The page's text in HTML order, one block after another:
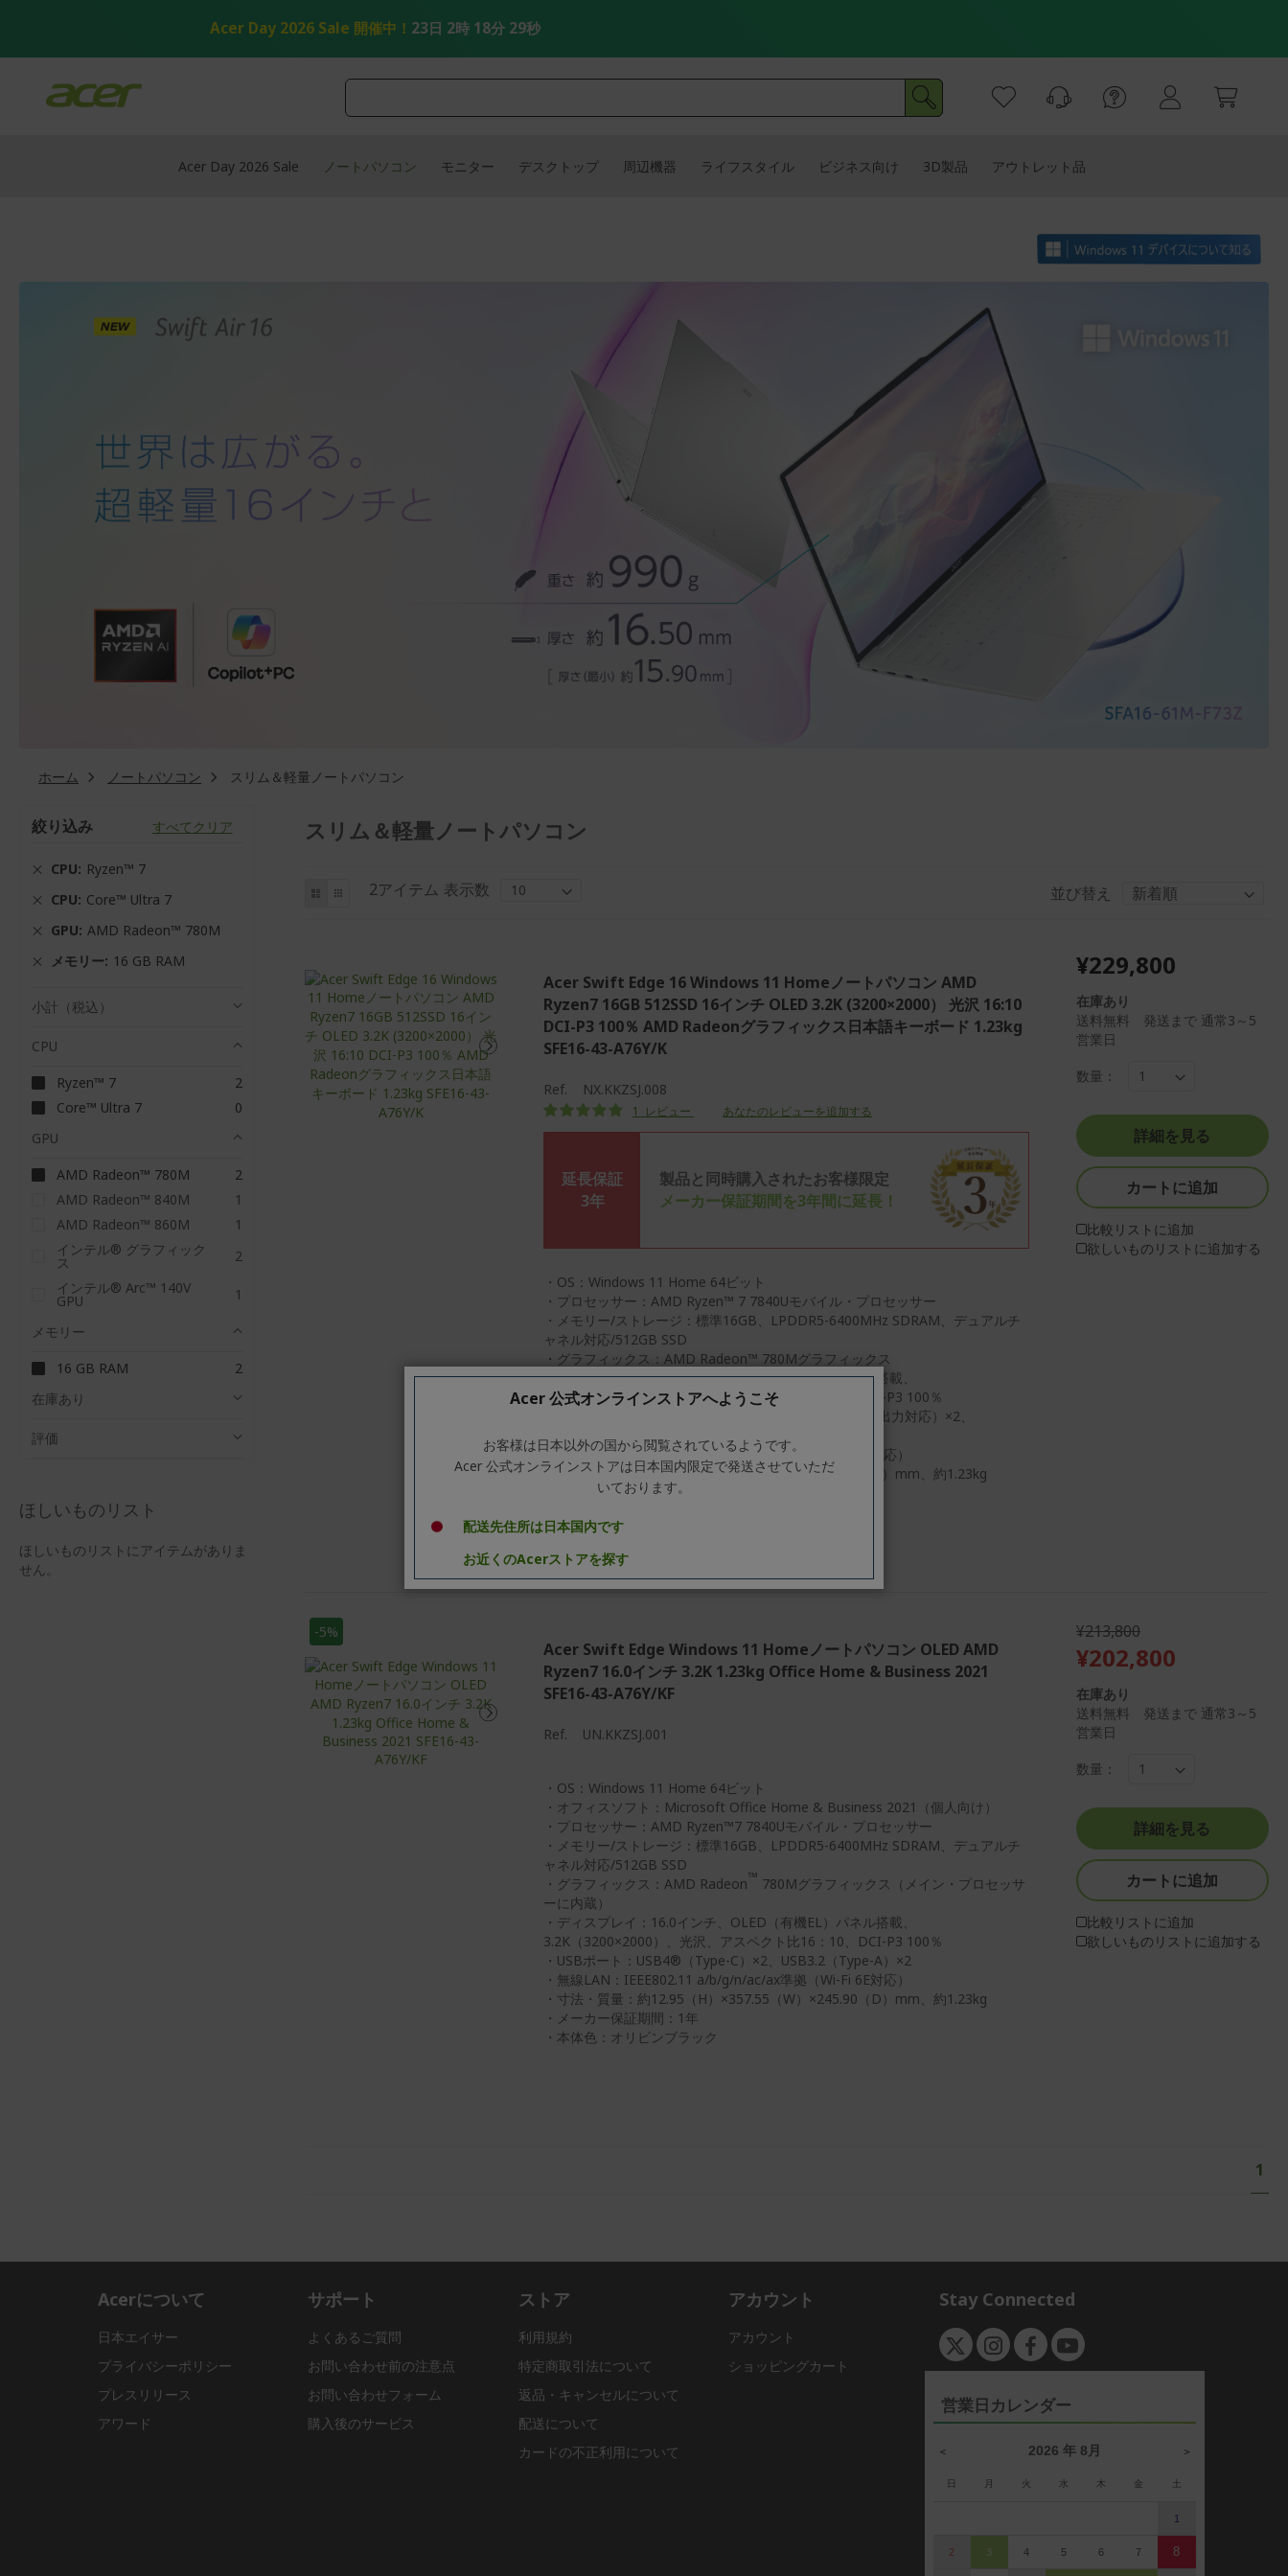
Acer Day 2026 Sale 開催中！ 23日 2時 18分 29秒
Acer Day 2026 Sale ノートパソコン モニター デスクトップ 周辺機器 ライフスタイル ビジネス向け 3D製品 アウトレット品
ホーム ノートパソコン スリム＆軽量ノートパソコン
スリム＆軽量ノートパソコン
と
示
リ
ス
グ 2アイテム 表示数 並び替え
Acer Swift Edge 16 Windows 11 Homeノートパソコン AMD
Ryzen7 16GB 512SSD 16インチ OLED 3.2K (3200×2000） 光沢 16:10
DCI-P3 100％ AMD Radeonグラフィックス日本語キーボード 1.23kg
SFE16-43-A76Y/K
Ref.
NX.KKZSJ.008
評価:
100
% of100
1 レビュー あなたのレビューを追加する
延長保証
3年
製品と同時購入されたお客様限定
メーカー保証期間を3年間に延長！
・OS：Windows 11 Home 64ビット
・プロセッサー：AMD Ryzen™ 7 7840Uモバイル・プロセッサー
・メモリー/ストレージ：標準16GB、LPDDR5-6400MHz SDRAM、デュアルチ
ャネル対応/512GB SSD
・グラフィックス：AMD Radeon™ 780Mグラフィックス
・ディスプレイ：16.0インチ、OLED（有機EL）パネル搭載、
3.2K（3200×2000）、光沢、アスペクト比16：10、DCI-P3 100％
®
（Type-C、Power Delivery/映像出力対応）×2、
USB3.2（Type-A）×2
・無線LAN：IEEE802.11 a/b/g/n/ac/ax準拠（Wi-Fi 6E対応）
・寸法・質量：約12.95（H）×357.55（W）×245.90（D）mm、約1.23kg
・メーカー保証期間：1年
¥229,800
在庫あり
送料無料 発送まで 通常3～5
営業日
数量：
詳細を見る
カートに追加
比較リストに追加
欲しいものリストに追加する
-5%
Acer Swift Edge Windows 11 Homeノートパソコン OLED AMD
Ryzen7 16.0インチ 3.2K 1.23kg Office Home & Business 2021
SFE16-43-A76Y/KF
Ref. UN.KKZSJ.001
・OS：Windows 11 Home 64ビット
・オフィスソフト：Microsoft Office Home & Business 2021（個人向け）
・プロセッサー：AMD Ryzen™7 7840Uモバイル・プロセッサー
・メモリー/ストレージ：標準16GB、LPDDR5-6400MHz SDRAM、デュアルチ
ャネル対応/512GB SSD
・グラフィックス：AMD Radeon™ 780Mグラフィックス（メイン・プロセッサ
ーに内蔵）
・ディスプレイ：16.0インチ、OLED（有機EL）パネル搭載、
3.2K（3200×2000）、光沢、アスペクト比16：10、DCI-P3 100％
・USBポート：USB4®（Type-C）×2、USB3.2（Type-A）×2
・無線LAN：IEEE802.11 a/b/g/n/ac/ax準拠（Wi-Fi 6E対応）
・寸法・質量：約12.95（H）×357.55（W）×245.90（D）mm、約1.23kg
・メーカー保証期間：1年
・本体色：オリビンブラック
¥213,800
¥202,800
在庫あり
送料無料 発送まで 通常3～5
営業日
数量：
詳細を見る
カートに追加
比較リストに追加
欲しいものリストに追加する
ー
ジ
あ
1
絞り込み すべてクリア
CPU
Ryzen™ 7
CPU Core™ Ultra 7
GPU AMD Radeon™ 780M
メモリー
16 GB RAM
小計（税込）
CPU
Ryzen™ 7
2
ア
テ
Core™ Ultra 7 0
ア
テ
GPU
AMD Radeon™ 780M
2
ア
テ
AMD Radeon™ 840M 1項
AMD Radeon™ 860M 1項
インテル® グラフィック
ス 2
ア
ム
インテル® Arc™ 140V
GPU 1項
メモリー
16 GB RAM
2
ア
テ
在庫あり
評価
ほしいものリスト
ほしいものリストにアイテムがありま
せん。
Acerについて
日本エイサー
プライバシーポリシー
プレスリリース
アワード
サポート
よくあるご質問
お問い合わせ前の注意点
お問い合わせフォーム
購入後のサービス
ストア
利用規約
特定商取引法について
返品・キャンセルについて
配送について
カードの不正利用について
アカウント
アカウント
ショッピングカート
Stay Connected
営業日カレンダー
＞
＜ 2026 年 8月
日 月 火 水 木 金 土
1
2 3 4 5 6 7 8
Acer 公式オンラインストアへようこそ
お客様は日本以外の国から閲覧されているようです。
Acer 公式オンラインストアは日本国内限定で発送させていただ
いております。
配送先住所は日本国内です
お近くのAcerストアを探す